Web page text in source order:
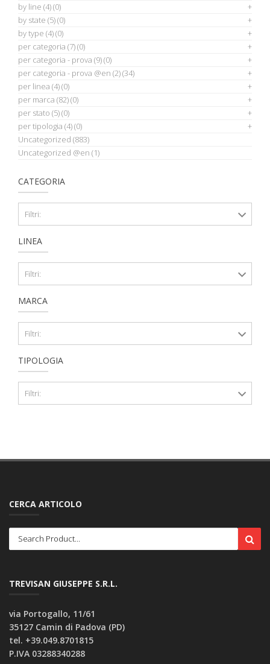
by line (4)(0)
by state (5)(0)
by type (4)(0)
per categoria (7)(0)
per categoria - prova (9)(0)
per categoria - prova @en (2)(34)
per linea (4)(0)
per marca (82)(0)
per stato (5)(0)
per tipologia (4)(0)
Uncategorized (883)
Uncategorized @en (1)
CATEGORIA
Filtri:
LINEA
Filtri:
MARCA
Filtri:
TIPOLOGIA
Filtri:
CERCA ARTICOLO
TREVISAN GIUSEPPE S.R.L.
via Portogallo, 11/61
35127 Camin di Padova (PD)
tel. +39.049.8701815
P.IVA 03288340288